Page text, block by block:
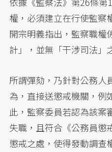
權，必須建立在行使監察
開宗明義指出，監察職權
計」，並無「干涉司法」
所謂彈劾，乃針對公務人
為，直接送懲戒機關，例
此，監察委員若認為該案
失職，且符合《公務員懲
懲戒之處，使得發動調查